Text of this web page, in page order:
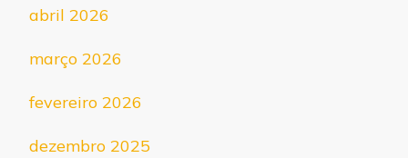
abril 2026
março 2026
fevereiro 2026
dezembro 2025